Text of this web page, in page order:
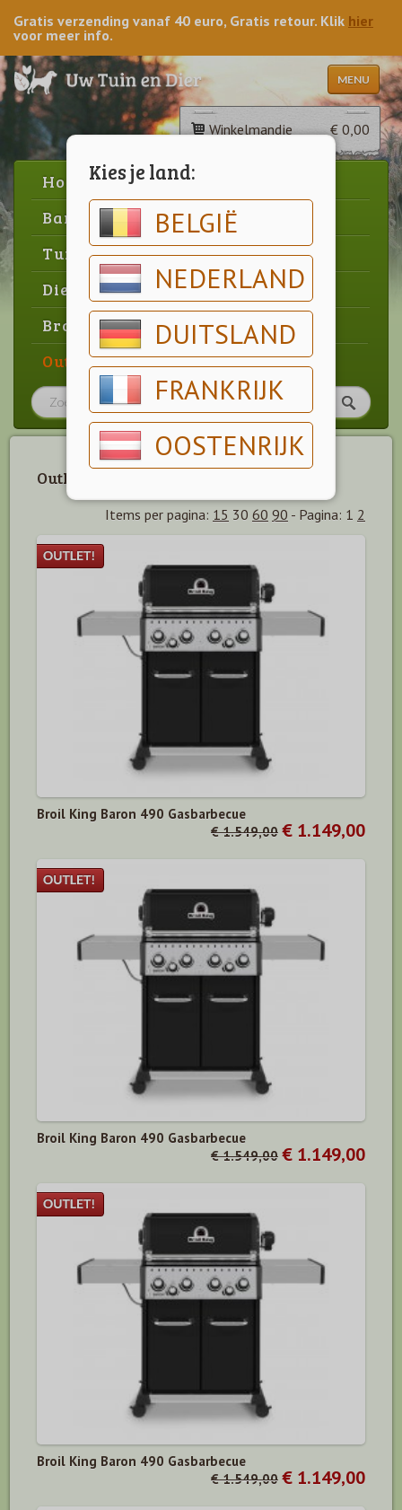
Kies je land:
BELGIË
NEDERLAND
DUITSLAND
FRANKRIJK
OOSTENRIJK
Gratis verzending vanaf 40 euro, Gratis retour. Klik hier
voor meer info.
MENU
Winkelmandje € 0,00
Home
Barbecue
Tuin
Dier
Brood & gebak
Outlet
Outlet producten.
Items per pagina: 15 30 60 90 - Pagina: 1 2
Broil King Baron 490 Gasbarbecue
€ 1.549,00 € 1.149,00
Broil King Baron 490 Gasbarbecue
€ 1.549,00 € 1.149,00
Broil King Baron 490 Gasbarbecue
€ 1.549,00 € 1.149,00